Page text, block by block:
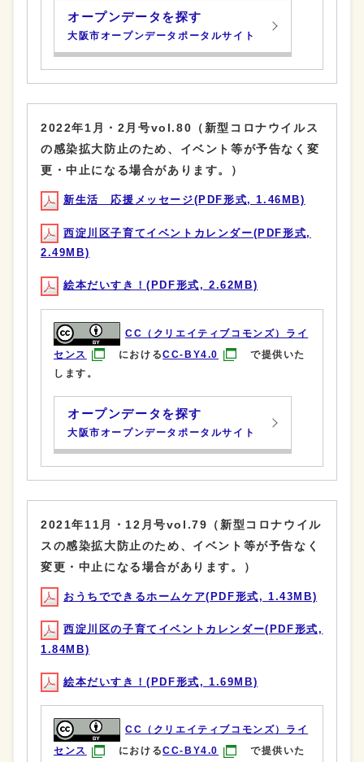
オープンデータを探す
大阪市オープンデータポータルサイト
2022年1月・2月号vol.80（新型コロナウイルス
の感染拡大防止のため、イベント等が予告なく変
更・中止になる場合があります。）
新生活 応援メッセージ(PDF形式, 1.46MB)
西淀川区子育てイベントカレンダー(PDF形式,
2.49MB)
絵本だいすき！(PDF形式, 2.62MB)
CC（クリエイティブコモンズ）ライ
センス
におけるCC-BY4.0
で提供いた
します。
オープンデータを探す
大阪市オープンデータポータルサイト
2021年11月・12月号vol.79（新型コロナウイル
スの感染拡大防止のため、イベント等が予告なく
変更・中止になる場合があります。）
おうちでできるホームケア(PDF形式, 1.43MB)
西淀川区の子育てイベントカレンダー(PDF形式,
1.84MB)
絵本だいすき！(PDF形式, 1.69MB)
CC（クリエイティブコモンズ）ライ
センス
におけるCC-BY4.0
で提供いた